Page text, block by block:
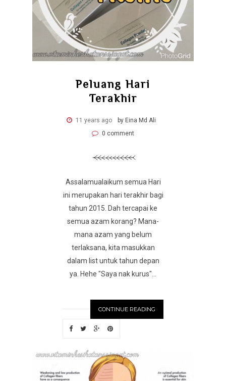
Peluang Hari
Terakhir
11 years ago
by Eina Md Ali
0 comment
Assalamualaikum semua Hari
ini merupakan hari terakhir bagi
tahun 2015. Dah tercapai ke
semua azam korang? Mana-
mana azam yang belum
terlaksana, kita masukkan
dalam list untuk tahun depan
ya. Hehe "Saya nak kurus"...
CONTINUE READING